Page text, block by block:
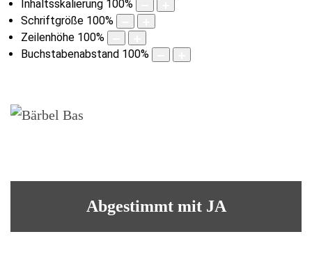
Inhaltsskalierung 100%
Schriftgröße 100%
Zeilenhöhe 100%
Buchstabenabstand 100%
Abgestimmt mit JA